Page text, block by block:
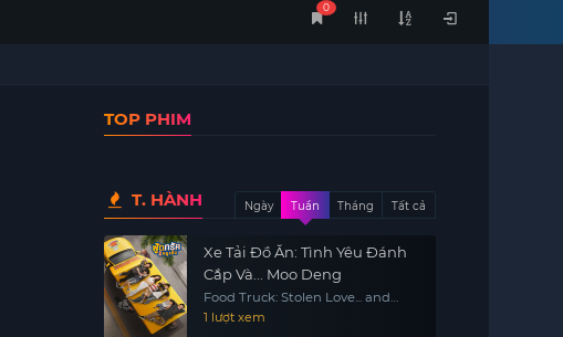
0
TOP PHIM
T. HÀNH Ngày Tuần Tháng Tất cả
Xe Tải Đồ Ăn: Tình Yêu Đánh
Cắp Và... Moo Deng
Food Truck: Stolen Love... and
Moo Deng
1 lượt xem